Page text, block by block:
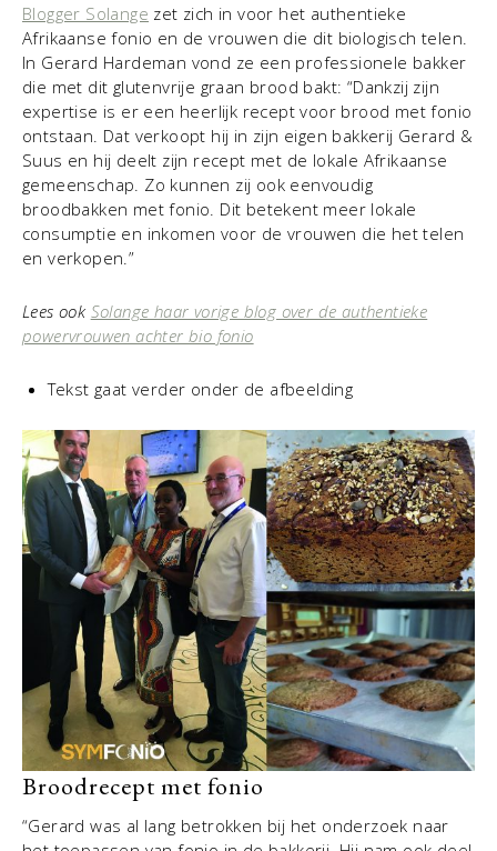
Blogger Solange zet zich in voor het authentieke
Afrikaanse fonio en de vrouwen die dit biologisch telen.
In Gerard Hardeman vond ze een professionele bakker
die met dit glutenvrije graan brood bakt: “Dankzij zijn
expertise is er een heerlijk recept voor brood met fonio
ontstaan. Dat verkoopt hij in zijn eigen bakkerij Gerard &
Suus en hij deelt zijn recept met de lokale Afrikaanse
gemeenschap. Zo kunnen zij ook eenvoudig
broodbakken met fonio. Dit betekent meer lokale
consumptie en inkomen voor de vrouwen die het telen
en verkopen.”
Lees ook Solange haar vorige blog over de authentieke
powervrouwen achter bio fonio
Tekst gaat verder onder de afbeelding
Broodrecept met fonio
“Gerard was al lang betrokken bij het onderzoek naar